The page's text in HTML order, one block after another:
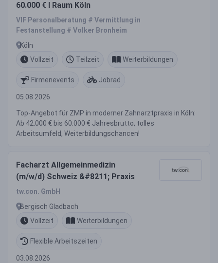
60.000 € I Raum Köln
VIF Personalberatung # Vermittlung in
Festanstellung # Volker Bronheim
Köln
Vollzeit
Teilzeit Weiterbildungen
Firmenevents Jobrad
05.08.2026
Top-Angebot für ZMP in moderner Zahnarztpraxis in Köln:
Ab 42.000 € bis 60.000 € Jahresbrutto, tolles
Arbeitsumfeld, Weiterbildungschancen!
Facharzt Allgemeinmedizin
(m/w/d) Schweiz &#8211; Praxis
tw.con. GmbH
Bergisch Gladbach
Vollzeit
Weiterbildungen
Flexible Arbeitszeiten
03.08.2026